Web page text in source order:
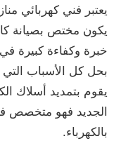
يعتبر فني كهربائي
يكون مختص بصيانة
خبرة وكفاءة كبيرة
بحل كل الأسباب التي
يقوم بتمديد أسلاك
الجديد فهو متخصص
بالكهرباء.